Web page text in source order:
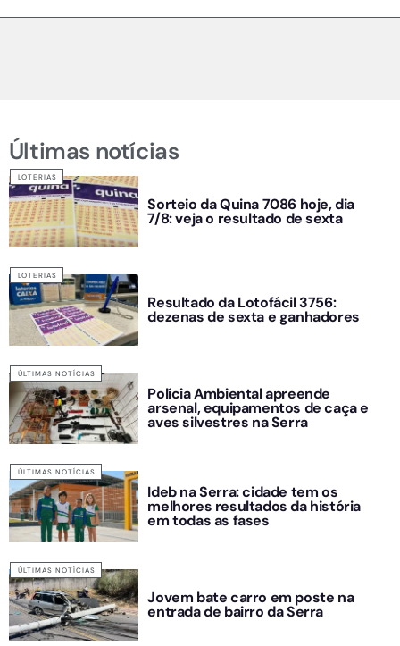
Últimas notícias
LOTERIAS
Sorteio da Quina 7086 hoje, dia
7/8: veja o resultado de sexta
LOTERIAS
Resultado da Lotofácil 3756:
dezenas de sexta e ganhadores
ÚLTIMAS NOTÍCIAS
Polícia Ambiental apreende
arsenal, equipamentos de caça e
aves silvestres na Serra
ÚLTIMAS NOTÍCIAS
Ideb na Serra: cidade tem os
melhores resultados da história
em todas as fases
ÚLTIMAS NOTÍCIAS
Jovem bate carro em poste na
entrada de bairro da Serra